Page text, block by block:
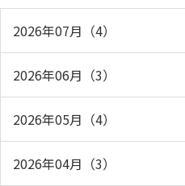
2026年07月（4）
2026年06月（3）
2026年05月（4）
2026年04月（3）